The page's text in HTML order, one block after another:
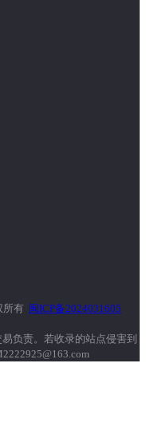
所有 闽ICP备2024031605
负责。若收录的站点侵害到